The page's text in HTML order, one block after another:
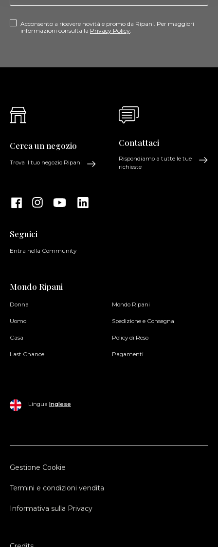
Acconsento a ricevere novità e promo da Ripani. Per maggiori
informazioni consulta la Privacy Policy
Cerca un negozio
Trova il tuo negozio Ripani
Seguici
Entra nella Community
Contattaci
Rispondiamo a tutte le tue
richieste
Mondo Ripani
Donna
Uomo
Casa
Last Chance
Mondo Ripani
Spedizione e Consegna
Policy di Reso
Pagamenti
Lingua Inglese
Gestione Cookie
Termini e condizioni vendita
Informativa sulla Privacy